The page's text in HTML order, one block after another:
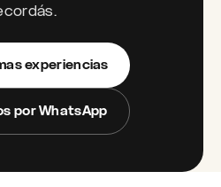
experiencias
por WhatsApp